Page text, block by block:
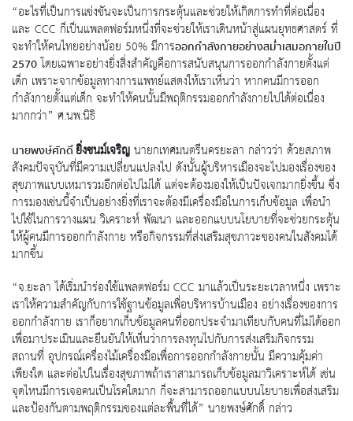
“อะไรที่เป็นการแข่งขันจะเป็นการกระตุ้นและช่วยให้เกิดการทำที่ต่อเนื่อง
และ CCC ก็เป็นแพลตฟอร์มหนึ่งที่จะช่วยให้เราเดินหน้าสู่แผนยุทธศาสตร์ ที่
จะทำให้คนไทยอย่างน้อย 50% มีการออกกำลังกายอย่างสม่ำเสมอภายในปี
2570โดยเฉพาะอย่างยิ่งสิ่งสำคัญคือการสนับสนุนการออกกำลังกายตั้งแต่
เด็ก เพราะจากข้อมูลทางการแพทย์แสดงให้เราเห็นว่า หากคนมีการออก
กำลังกายตั้งแต่เด็ก จะทำให้คนนั้นมีพฤติกรรมออกกำลังกายไปได้ต่อเนื่อง
มากกว่า” ศ.นพ.นิธิ
นายพงษ์ศักดิ์ยิ่งชนม์เจริญนายกเทศมนตรีนครยะลา กล่าวว่า ด้วยสภาพ
สังคมปัจจุบันที่มีความเปลี่ยนแปลงไป ดังนั้นผู้บริหารเมืองจะไปมองเรื่องของ
สุขภาพแบบเหมารวมอีกต่อไปไม่ได้ แต่จะต้องมองให้เป็นปัจเจกมากยิ่งขึ้น ซึ่ง
การมองเช่นนี้จำเป็นอย่างยิ่งที่เราจะต้องมีเครื่องมือในการเก็บข้อมูล เพื่อนำ
ไปใช้ในการวางแผน วิเคราะห์ พัฒนา และออกแบบนโยบายที่จะช่วยกระตุ้น
ให้ผู้คนมีการออกกำลังกาย หรือกิจกรรมที่ส่งเสริมสุขภาวะของคนในสังคมได้
มากขึ้น
“จ.ยะลา ได้เริ่มนำร่องใช้แพลตฟอร์ม CCC มาแล้วเป็นระยะเวลาหนึ่ง เพราะ
เราให้ความสำคัญกับการใช้ฐานข้อมูลเพื่อบริหารบ้านเมือง อย่างเรื่องของการ
ออกกำลังกาย เราก็อยากเก็บข้อมูลคนที่ออกประจำมาเทียบกับคนที่ไม่ได้ออก
เพื่อมาประเมินและยืนยันให้เห็นว่าการลงทุนไปกับการส่งเสริมกิจกรรม
สถานที่ อุปกรณ์เครื่องไม้เครื่องมือเพื่อการออกกำลังกายนั้น มีความคุ้มค่า
เพียงใด และต่อไปในเรื่องสุขภาพถ้าเราสามารถเก็บข้อมูลมาวิเคราะห์ได้ เช่น
จุดไหนมีการเจอคนเป็นโรคใดมาก ก็จะสามารถออกแบบนโยบายเพื่อส่งเสริม
และป้องกันตามพฤติกรรมของแต่ละพื้นที่ได้” นายพงษ์ศักดิ์ กล่าว